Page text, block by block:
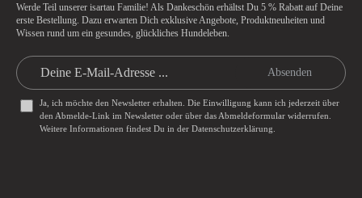
Werde Teil unserer isartau Familie! Als Dankeschön erhältst Du 5 % Rabatt auf Deine
erste Bestellung. Dazu erwarten Dich exklusive Angebote, Produktneuheiten und
Wissen rund um ein gesundes, glückliches Hundeleben.
Absenden
Ja, ich möchte den Newsletter erhalten. Die Einwilligung kann ich jederzeit über
den Abmelde-Link im Newsletter oder über das Abmeldeformularwiderrufen.
Weitere Informationen findest Du in der Datenschutzerklärung